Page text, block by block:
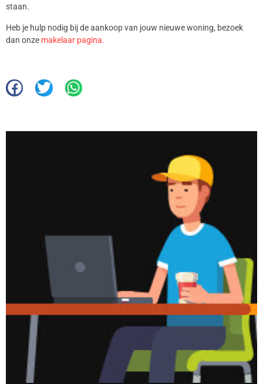
staan.
Heb je hulp nodig bij de aankoop van jouw nieuwe woning, bezoek
dan onze makelaar pagina.